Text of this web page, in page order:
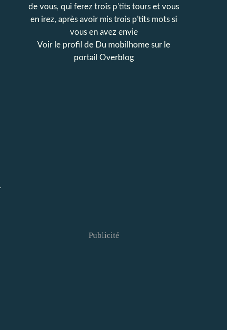
de vous, qui ferez trois p'tits tours et vous
en irez, après avoir mis trois p'tits mots si
vous en avez envie
Voir le profil de Du mobilhome sur le
portail Overblog
Publicité